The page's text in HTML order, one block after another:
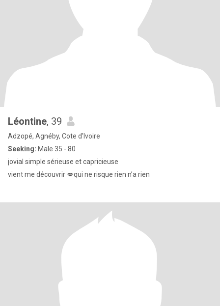
Léontine, 39
Adzopé, Agnéby, Cote d'Ivoire
Seeking: Male 35 - 80
jovial simple sérieuse et capricieuse
vient me découvrir 💋qui ne risque rien n’a rien